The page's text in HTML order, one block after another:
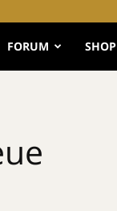
FORUM SHOP